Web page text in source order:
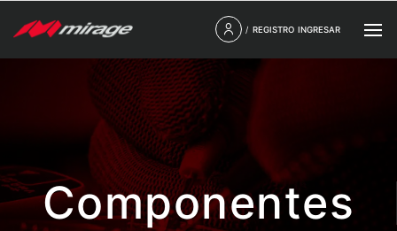
/ REGISTRO INGRESAR
Componentes